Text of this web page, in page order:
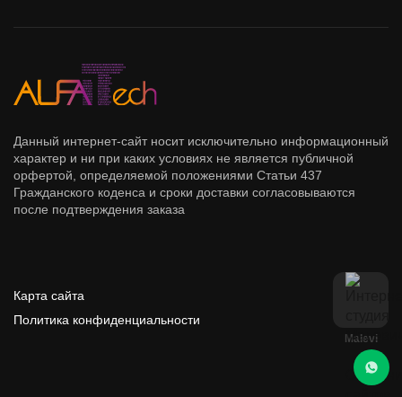
Данный интернет-сайт носит исключительно информационный
характер и ни при каких условиях не является публичной
орфертой, определяемой положениями Статьи 437
Гражданского коденса и сроки доставки согласовываются
после подтверждения заказа
Карта сайта
Политика конфиденциальности
Malevi